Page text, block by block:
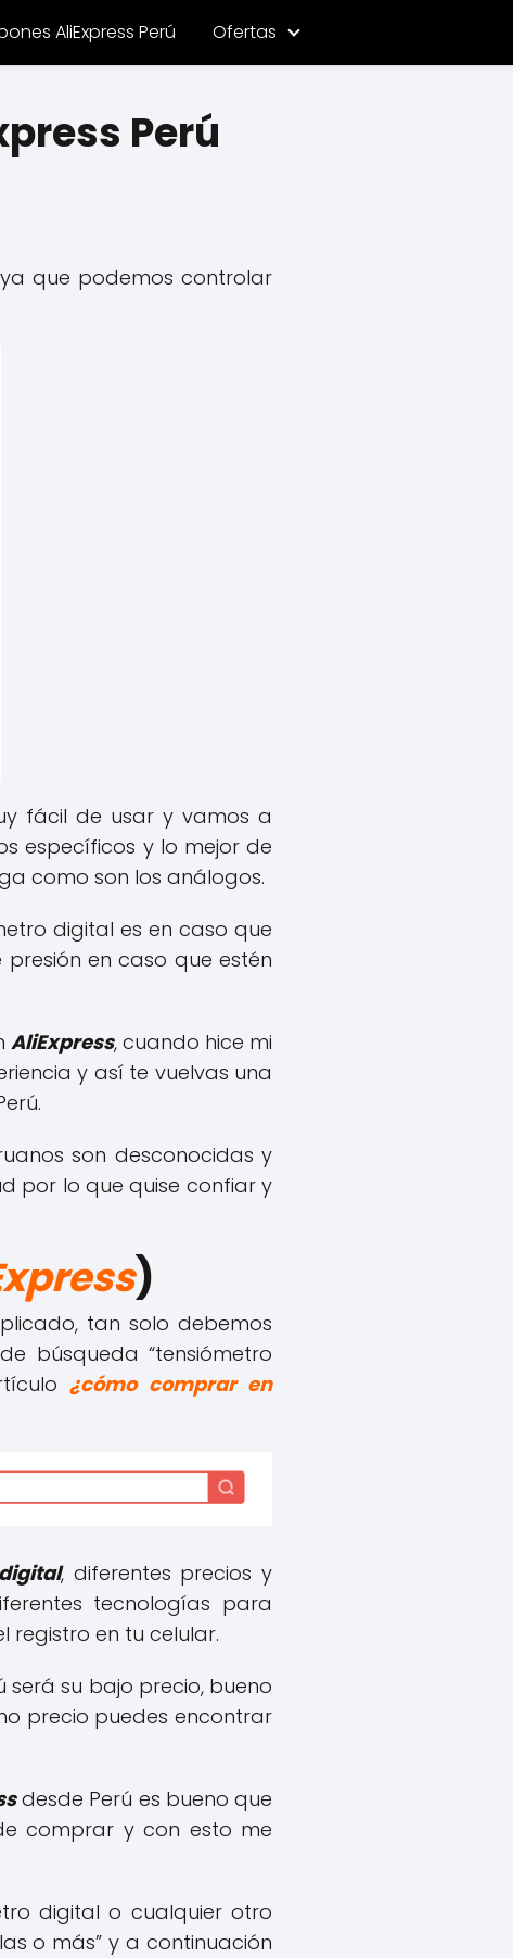
AliExpress Perú Ofertas
Perú
que podemos controlar
fácil de usar y vamos a
específicos y lo mejor de
como son los análogos.
digital es en caso que
en caso que estén
AliExpress, cuando hice mi
y así te vuelvas una
son desconocidas y
por lo que quise confiar y
)
tan solo debemos
búsqueda “tensiómetro
¿cómo comprar en
, diferentes precios y
tecnologías para
registro en tu celular.
será su bajo precio, bueno
precio puedes encontrar
desde Perú es bueno que
comprar y con esto me
digital o cualquier otro
o más” y a continuación